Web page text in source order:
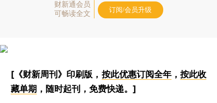
财新通会员
可畅读全文
订阅/会员升级
[《财新周刊》印刷版， 按此优惠订阅全年， 按此收
藏单期 ，随时起刊，免费快递。]